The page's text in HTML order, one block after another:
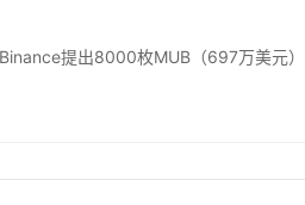
提出8000枚MUB（697万美元）